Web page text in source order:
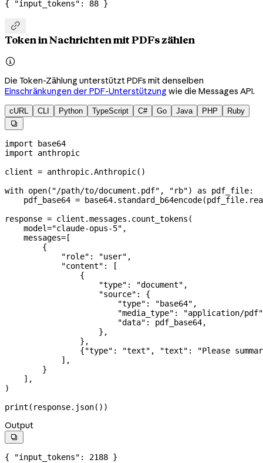
{ "input_tokens" : 88 }

Token in Nachrichten mit PDFs zählen

Die Token-Zählung unterstützt PDFs mit denselben
Einschränkungen der PDF-Unterstützung wie die Messages API.
cURL CLI Python TypeScript C# Go Java PHP Ruby

import base64
import anthropic
client = anthropic.Anthropic()
with open( "/path/to/document.pdf" , "rb") as pdf_file:
    pdf_base64
=
response = client.messages.count_tokens(
    model
="claude-opus-5" ,
    messages
= [
        {
            "role"
: "user" ,
            "content"
: [
                {
                    "type"
: "document" ,
                    "source"
: {
                        "type"
: "base64" ,
                        "media_type"
:
"application/pdf"
                        "data"
: pdf_base64,
                    },
                },
                {
"type" : "text" , "text" :
"Please
            ],
        }
    ],
)
print (response.json())
Output

{ "input_tokens" : 2188 }